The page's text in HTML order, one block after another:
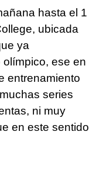
hasta el 1
ubicada
ya
ese en
entrenamiento
series
ni muy
en este sentido